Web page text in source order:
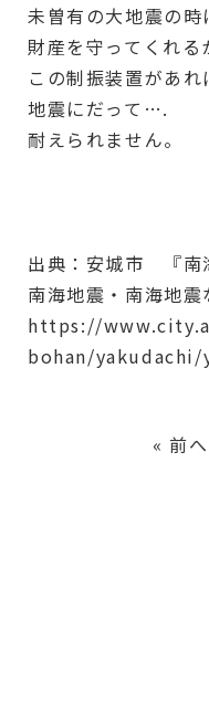
未曽有の大地震の
財産を守ってくれる
この制振装置があ
地震にだって….
耐えられません。
出典：安城市 『南
南海地震・南海地
https://
bohan/
« 前へ